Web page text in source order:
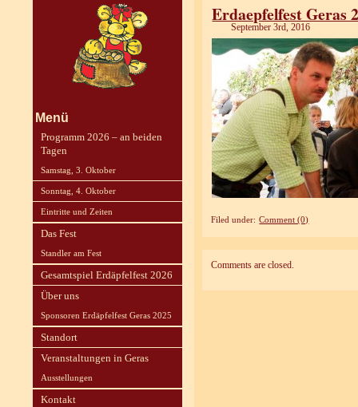
Erdaepfelfest Geras
September 3rd, 2016
Filed under: Comment (0)
Comments are closed.
Menü
Programm 2026 – an beiden
Tagen
Samstag, 3. Oktober
Sonntag, 4. Oktober
Eintritte und Zeiten
Das Fest
Standler am Fest
Gesamtspiel Erdäpfelfest 2026
Über uns
Sponsoren Erdäpfelfest Geras 2025
Standort
Veranstaltungen in Geras
Ausstellungen
Kontakt